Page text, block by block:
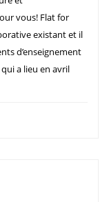
vous! Flat for
existant et il
d’enseignement
a lieu en avril